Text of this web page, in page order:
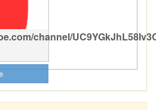
channel/